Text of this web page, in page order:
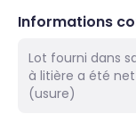
Informations
Lot fourni dans
à litière a été
(usure)